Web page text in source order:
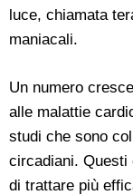
luce, chiamata
maniacali.
Un numero
alle malattie
studi che sono
circadiani. Questi
di trattare più